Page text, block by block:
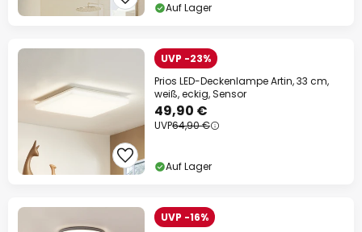
Auf Lager
UVP -23%
Prios LED-Deckenlampe Artin, 33 cm,
weiß, eckig, Sensor
49,90 €
UVP64,90 €
Auf Lager
UVP -16%